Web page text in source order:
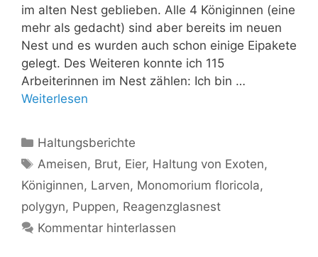
im alten Nest geblieben. Alle 4 Königinnen (eine
mehr als gedacht) sind aber bereits im neuen
Nest und es wurden auch schon einige Eipakete
gelegt. Des Weiteren konnte ich 115
Arbeiterinnen im Nest zählen: Ich bin …
Weiterlesen
Kategorien
Haltungsberichte
Schlagwörter
Ameisen, Brut, Eier, Haltung von Exoten,
Königinnen, Larven, Monomorium floricola,
polygyn, Puppen, Reagenzglasnest
Kommentar hinterlassen